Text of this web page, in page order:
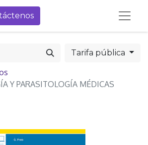
Tarifa pública
Y PARASITOLOGÍA MÉDICAS